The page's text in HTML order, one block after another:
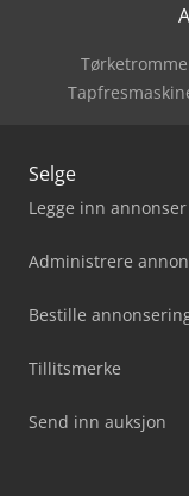
Selge
Legge inn annonser
Administrere
Bestille
Tillitsmerke
Send inn auksjon